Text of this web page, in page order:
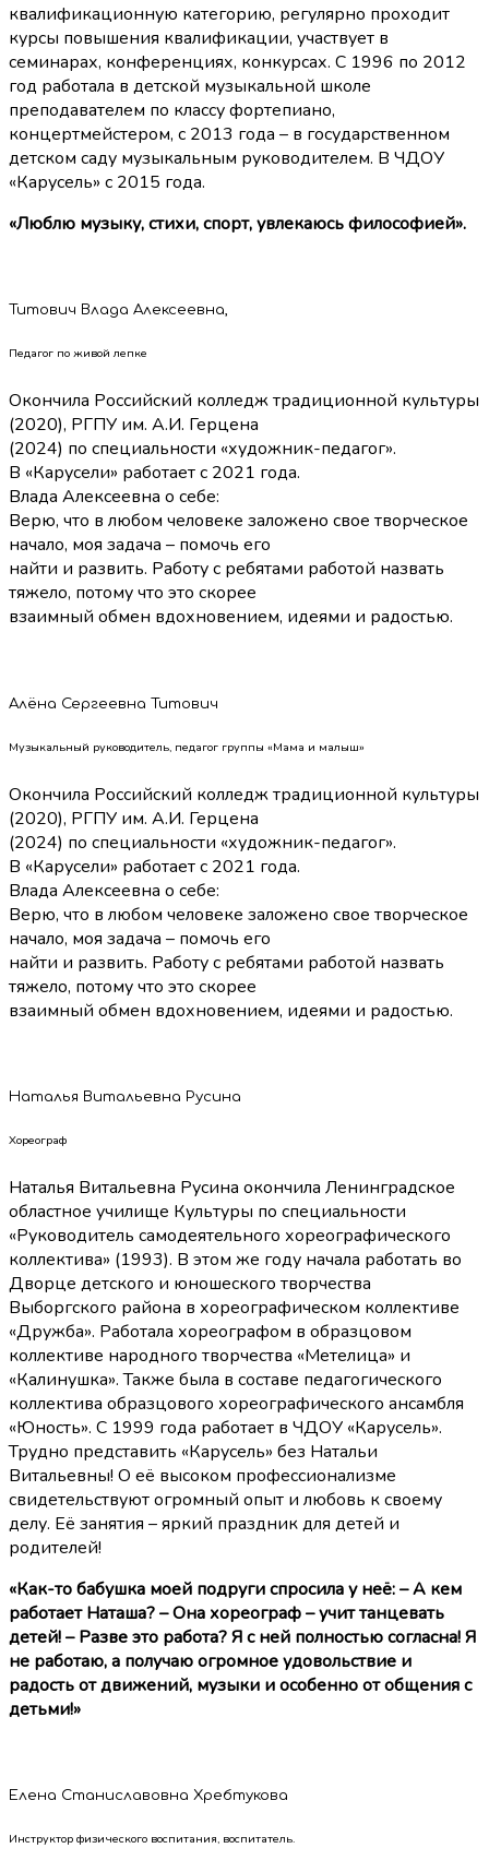
квалификационную категорию, регулярно проходит
курсы повышения квалификации, участвует в
семинарах, конференциях, конкурсах. С 1996 по 2012
год работала в детской музыкальной школе
преподавателем по классу фортепиано,
концертмейстером, с 2013 года – в государственном
детском саду музыкальным руководителем. В ЧДОУ
«Карусель» с 2015 года.
«Люблю музыку, стихи, спорт, увлекаюсь философией».
Титович Влада Алексеевна,
Педагог по живой лепке
Окончила Российский колледж традиционной культуры
(2020), РГПУ им. А.И. Герцена
(2024) по специальности «художник-педагог».
В «Карусели» работает с 2021 года.
Влада Алексеевна о себе:
Верю, что в любом человеке заложено свое творческое
начало, моя задача – помочь его
найти и развить. Работу с ребятами работой назвать
тяжело, потому что это скорее
взаимный обмен вдохновением, идеями и радостью.
Алёна Сергеевна Титович
Музыкальный руководитель, педагог группы «Мама и малыш»
Окончила Российский колледж традиционной культуры
(2020), РГПУ им. А.И. Герцена
(2024) по специальности «художник-педагог».
В «Карусели» работает с 2021 года.
Влада Алексеевна о себе:
Верю, что в любом человеке заложено свое творческое
начало, моя задача – помочь его
найти и развить. Работу с ребятами работой назвать
тяжело, потому что это скорее
взаимный обмен вдохновением, идеями и радостью.
Наталья Витальевна Русина
Хореограф
Наталья Витальевна Русина окончила Ленинградское
областное училище Культуры по специальности
«Руководитель самодеятельного хореографического
коллектива» (1993). В этом же году начала работать во
Дворце детского и юношеского творчества
Выборгского района в хореографическом коллективе
«Дружба». Работала хореографом в образцовом
коллективе народного творчества «Метелица» и
«Калинушка». Также была в составе педагогического
коллектива образцового хореографического ансамбля
«Юность». С 1999 года работает в ЧДОУ «Карусель».
Трудно представить «Карусель» без Натальи
Витальевны! О её высоком профессионализме
свидетельствуют огромный опыт и любовь к своему
делу. Её занятия – яркий праздник для детей и
родителей!
«Как-то бабушка моей подруги спросила у неё: – А кем
работает Наташа? – Она хореограф – учит танцевать
детей! – Разве это работа? Я с ней полностью согласна! Я
не работаю, а получаю огромное удовольствие и
радость от движений, музыки и особенно от общения с
детьми!»
Елена Станиславовна Хребтукова
Инструктор физического воспитания, воспитатель.